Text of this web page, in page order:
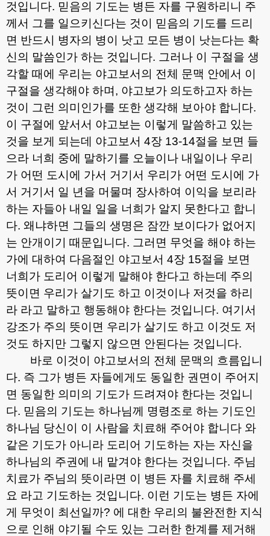
것입니다. 믿음의 기도는 병든 자를 구원하리니 주
께서 그를 일으키신다는 것이 믿음의 기도를 드리
면 반드시 병자의 병이 낫고 모든 병이 낫는다는 확
신의 말씀인가 하는 것입니다. 그러나 이 구절을 생
각할 때에 우리는 야고보서의 전체 문맥 안에서 이
구절을 생각해야 하며 , 야고보가 의도하고자 하는
것이 그런 의미인가를 또한 생각해 보아야 합니다.
이 구절에 앞서서 야고보는 이렇게 말씀하고 있는
것을 보게 되는데 야고보서 4장 13-14절을 보면 들
으라 너희 중에 말하기를 오늘이나 내일이나 우리
가 어떤 도시에 가서 거기서 우리가 어떤 도시에 가
서 거기서 일 년을 머물며 장사하여 이익을 보리라
하는 자들아 내일 일을 너희가 알지 못한다고 합니
다. 왜냐하면 그들의 생명은 잠깐 보이다가 없어지
는 안개이기 때문입니다. 그러면 무엇을 해야 하는
가에 대하여 다음절인 야고보서 4장 15절을 보면
너희가 도리어 이렇게 말해야 한다고 하는데 주의
뜻이면 우리가 살기도 하고 이것이나 저것을 하리
라 라고 말하고 행동해야 한다는 것입니다. 여기서
강조가 주의 뜻이면 우리가 살기도 하고 이것도 저
것도 하지만 그렇지 않으면 안된다는 것입니다.
바로 이것이 야고보서의 전체 문맥의 흐름입니
다. 즉 그가 병든 자들에게도 동일한 권면이 주어지
면 동일한 의미의 기도가 드려져야 한다는 것입니
다. 믿음의 기도는 하나님께 명령조로 하는 기도인
하나님 당신이 이 사람을 치료해 주어야 합니다 와
같은 기도가 아니라 도리어 기도하는 자는 자신을
하나님의 주권에 내 맡겨야 한다는 것입니다. 주님
치료가 주님의 뜻이라면 이 병든 자를 치료해 주세
요 라고 기도하는 것입니다. 이런 기도는 병든 자에
게 무엇이 최선일까? 에 대한 우리의 불완전한 지식
으로 인해 야기될 수도 있는 그러한 한계를 제거해